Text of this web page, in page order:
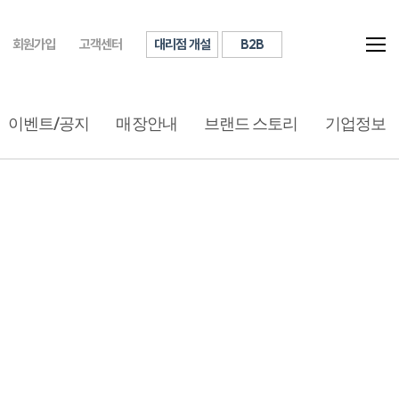
회원가입 고객센터 대리점 개설 B2B
이벤트/공지 매장안내 브랜드 스토리 기업정보